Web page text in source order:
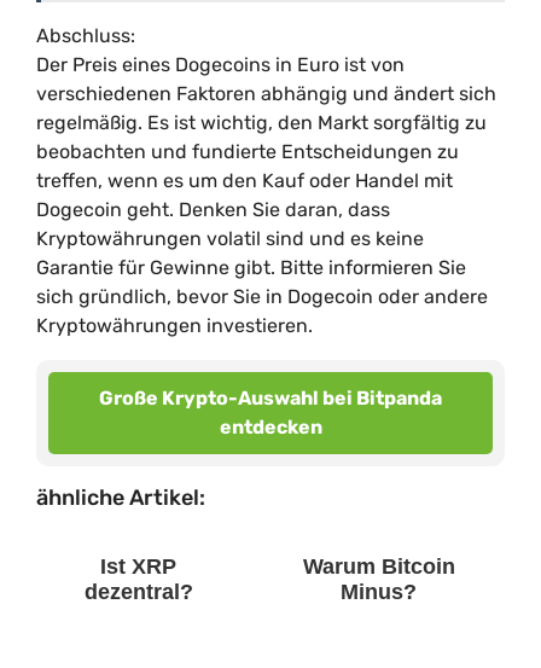
Abschluss:
Der Preis eines Dogecoins in Euro ist von
verschiedenen Faktoren abhängig und ändert sich
regelmäßig. Es ist wichtig, den Markt sorgfältig zu
beobachten und fundierte Entscheidungen zu
treffen, wenn es um den Kauf oder Handel mit
Dogecoin geht. Denken Sie daran, dass
Kryptowährungen volatil sind und es keine
Garantie für Gewinne gibt. Bitte informieren Sie
sich gründlich, bevor Sie in Dogecoin oder andere
Kryptowährungen investieren.
Große Krypto-Auswahl bei Bitpanda
entdecken
ähnliche Artikel:
Ist XRP
dezentral?
Warum Bitcoin
Minus?